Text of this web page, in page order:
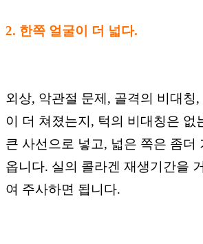
2. 한쪽 얼굴이 더 넓다.
외상, 악관절 문제, 골격의 비대
이 더 쳐졌는지, 턱의 비대칭은
큰 사선으로 넣고, 넓은 쪽은 좀
옵니다. 실의 콜라겐 재생기간을
여 주사하면 됩니다.